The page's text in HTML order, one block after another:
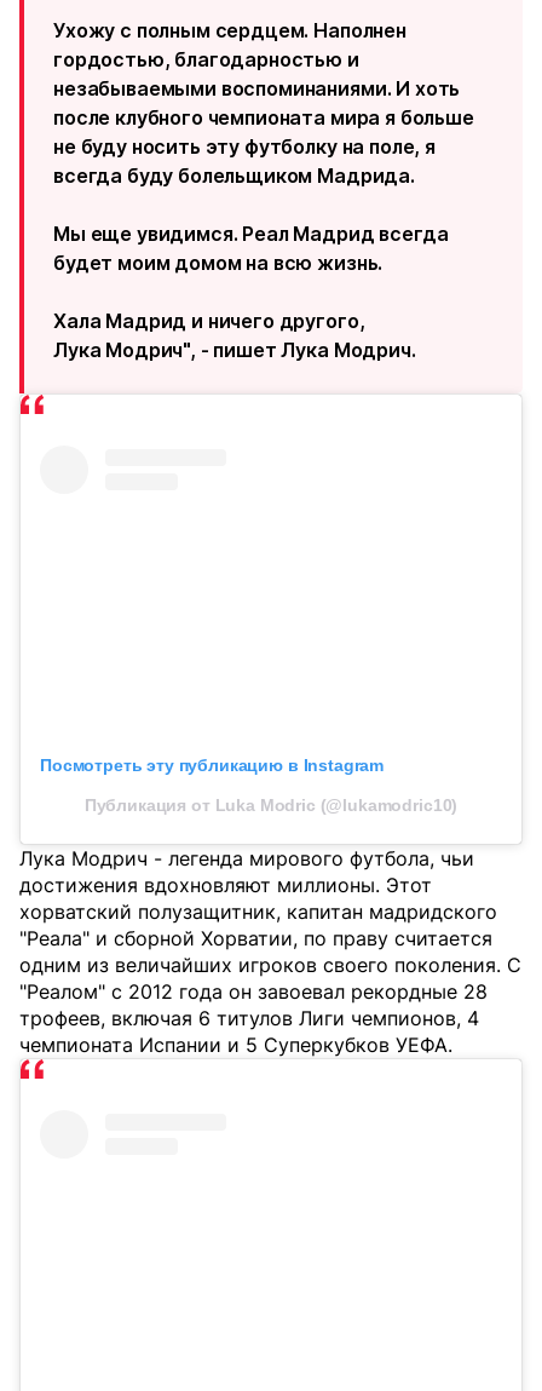
Ухожу с полным сердцем. Наполнен
гордостью, благодарностью и
незабываемыми воспоминаниями. И хоть
после клубного чемпионата мира я больше
не буду носить эту футболку на поле, я
всегда буду болельщиком Мадрида.
Мы еще увидимся. Реал Мадрид всегда
будет моим домом на всю жизнь.
Хала Мадрид и ничего другого,
Лука Модрич", - пишет Лука Модрич.
Посмотреть эту публикацию в Instagram
Публикация от Luka Modric (@lukamodric10)
Лука Модрич - легенда мирового футбола, чьи
достижения вдохновляют миллионы. Этот
хорватский полузащитник, капитан мадридского
"Реала" и сборной Хорватии, по праву считается
одним из величайших игроков своего поколения. С
"Реалом" с 2012 года он завоевал рекордные 28
трофеев, включая 6 титулов Лиги чемпионов, 4
чемпионата Испании и 5 Суперкубков УЕФА.